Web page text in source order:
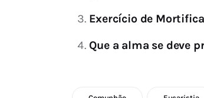
Exercício de
Que a alma se deve